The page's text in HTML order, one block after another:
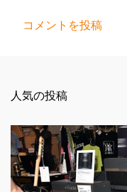
ト
コメントを投稿
人気の投稿